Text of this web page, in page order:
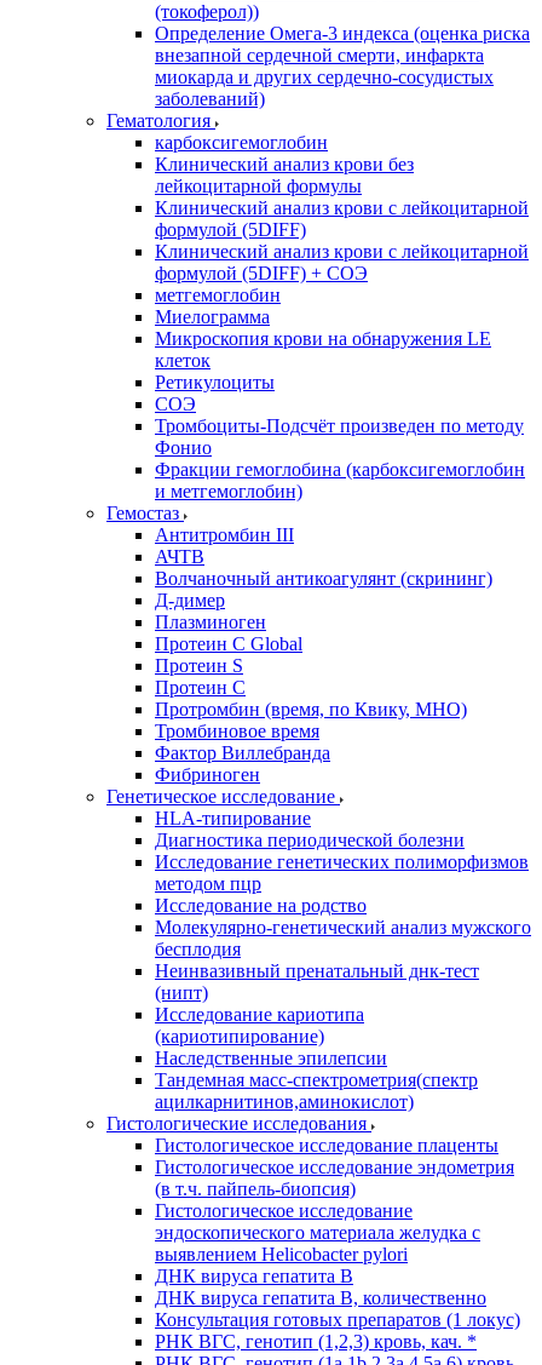
(токоферол))
Определение Омега-3 индекса (оценка риска
внезапной сердечной смерти, инфаркта
миокарда и других сердечно-сосудистых
заболеваний)
Гематология
карбоксигемоглобин
Клинический анализ крови без
лейкоцитарной формулы
Клинический анализ крови с лейкоцитарной
формулой (5DIFF)
Клинический анализ крови с лейкоцитарной
формулой (5DIFF) + СОЭ
метгемоглобин
Миелограмма
Микроскопия крови на обнаружения LE
клеток
Ретикулоциты
СОЭ
Тромбоциты-Подсчёт произведен по методу
Фонио
Фракции гемоглобина (карбоксигемоглобин
и метгемоглобин)
Гемостаз
Антитромбин III
АЧТВ
Волчаночный антикоагулянт (скрининг)
Д-димер
Плазминоген
Протеин C Global
Протеин S
Протеин С
Протромбин (время, по Квику, МНО)
Тромбиновое время
Фактор Виллебранда
Фибриноген
Генетическое исследование
HLA-типирование
Диагностика периодической болезни
Исследование генетических полиморфизмов
методом пцр
Исследование на родство
Молекулярно-генетический анализ мужского
бесплодия
Неинвазивный пренатальный днк-тест
(нипт)
Исследование кариотипа
(кариотипирование)
Наследственные эпилепсии
Тандемная масс-спектрометрия(спектр
ацилкарнитинов,аминокислот)
Гистологические исследования
Гистологическое исследование плаценты
Гистологическое исследование эндометрия
(в т.ч. пайпель-биопсия)
Гистологическое исследование
эндоскопического материала желудка с
выявлением Helicobacter pylori
ДНК вируса гепатита B
ДНК вируса гепатита B, количественно
Консультация готовых препаратов (1 локус)
РНК ВГC, генотип (1,2,3) кровь, кач. *